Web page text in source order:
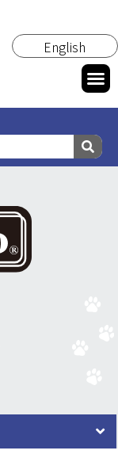
English